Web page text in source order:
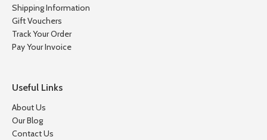
Shipping Information
Gift Vouchers
Track Your Order
Pay Your Invoice
Useful Links
About Us
Our Blog
Contact Us